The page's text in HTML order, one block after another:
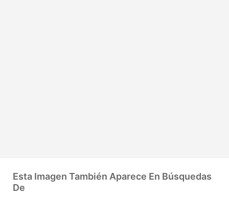
Esta Imagen También Aparece En Búsquedas
De